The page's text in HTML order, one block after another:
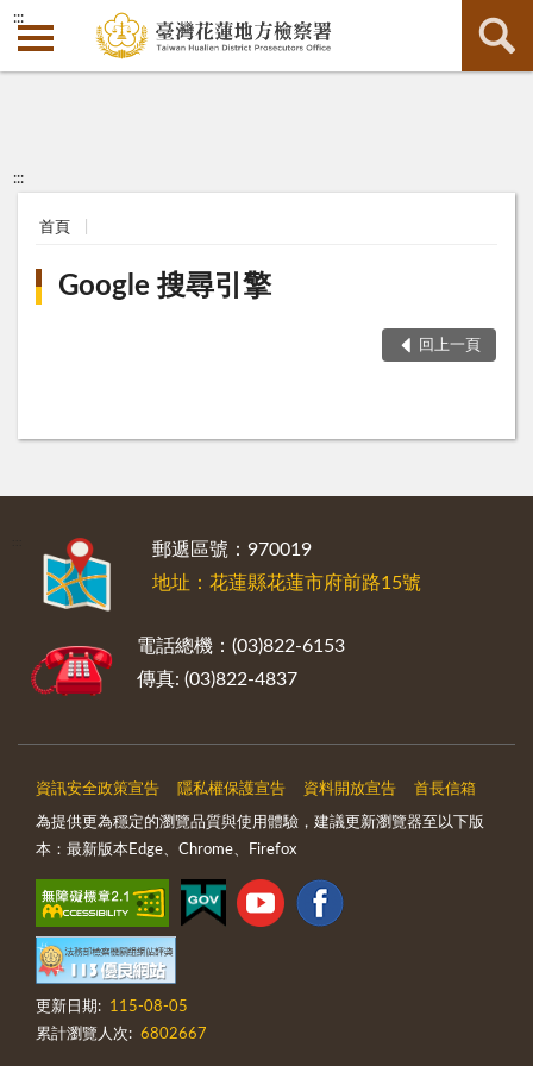
:::
:::
首頁
Google 搜尋引擎
回上一頁
郵遞區號：970019
地址：花蓮縣花蓮市府前路15號
電話總機：(03)822-6153
傳真: (03)822-4837
資訊安全政策宣告 隱私權保護宣告 資料開放宣告 首長信箱
為提供更為穩定的瀏覽品質與使用體驗，建議更新瀏覽器至以下版
本：最新版本Edge、Chrome、Firefox
更新日期:
115-08-05
累計瀏覽人次: 6802667